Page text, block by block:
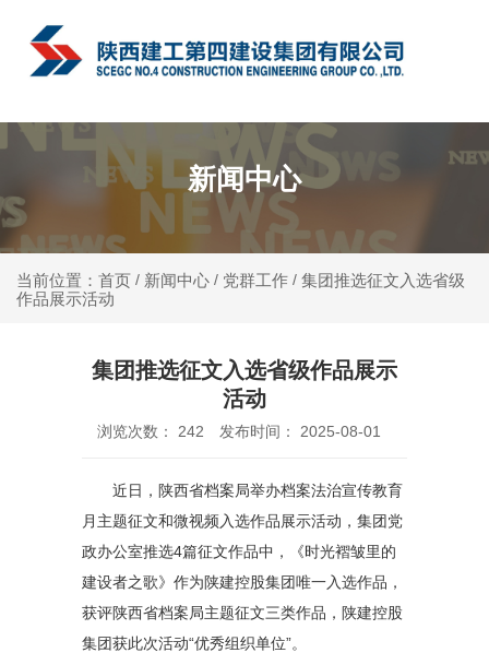
中文
新闻中心
当前位置：首页 / 新闻中心 / 党群工作 / 集团推选征文入选省级
作品展示活动
集团推选征文入选省级作品展示
活动
浏览次数： 242 发布时间： 2025-08-01
近日，陕西省档案局举办档案法治宣传教育
月主题征文和微视频入选作品展示活动，集团党
政办公室推选4篇征文作品中，《时光褶皱里的
建设者之歌》作为陕建控股集团唯一入选作品，
获评陕西省档案局主题征文三类作品，陕建控股
集团获此次活动“优秀组织单位”。